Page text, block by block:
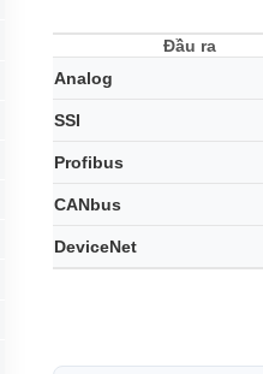
Đầu ra
Analog
SSI
Profibus
CANbus
DeviceNet